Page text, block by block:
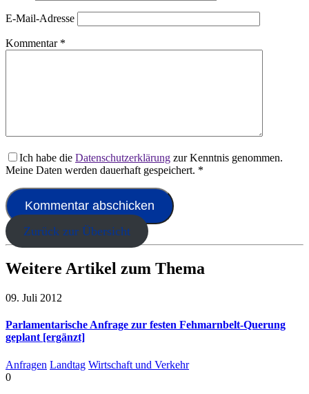
E-Mail-Adresse
Kommentar *
Ich habe die Datenschutzerklärung zur Kenntnis genommen.
Meine Daten werden dauerhaft gespeichert. *
Zurück zur Übersicht
Weitere Artikel zum Thema
09. Juli 2012
Parlamentarische Anfrage zur festen Fehmarnbelt-Querung
geplant [ergänzt]
Anfragen Landtag Wirtschaft und Verkehr
0